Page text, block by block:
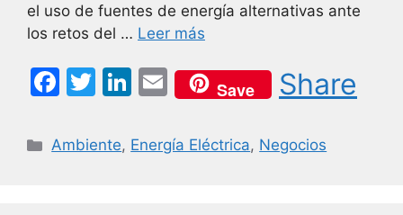
el uso de fuentes de energía alternativas ante
los retos del … Leer más
F
c
T
itt
Li
k
E
m
ai
Save Share
Categorías
Ambiente, Energía Eléctrica, Negocios